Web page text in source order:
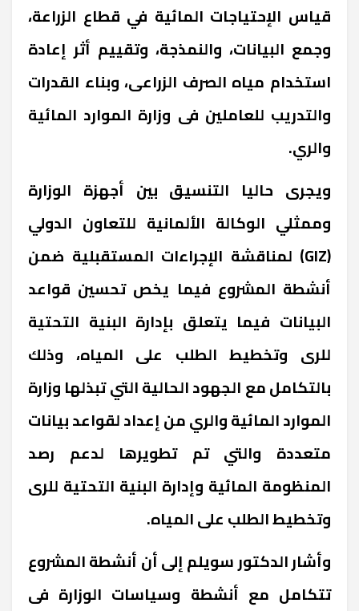
قياس الإحتياجات المائية في قطاع الزراعة،
وجمع البيانات، والنمذجة، وتقييم أثر إعادة
استخدام مياه الصرف الزراعى، وبناء القدرات
والتدريب للعاملين فى وزارة الموارد المائية
والري.
ويجرى حاليا التنسيق بين أجهزة الوزارة
وممثلي الوكالة الألمانية للتعاون الدولي
(GIZ) لمناقشة الإجراءات المستقبلية ضمن
أنشطة المشروع فيما يخص تحسين قواعد
البيانات فيما يتعلق بإدارة البنية التحتية
للرى وتخطيط الطلب على المياه، وذلك
بالتكامل مع الجهود الحالية التي تبذلها وزارة
الموارد المائية والري من إعداد لقواعد بيانات
متعددة والتي تم تطويرها لدعم رصد
المنظومة المائية وإدارة البنية التحتية للرى
وتخطيط الطلب على المياه.
وأشار الدكتور سويلم إلى أن أنشطة المشروع
تتكامل مع أنشطة وسياسات الوزارة فى